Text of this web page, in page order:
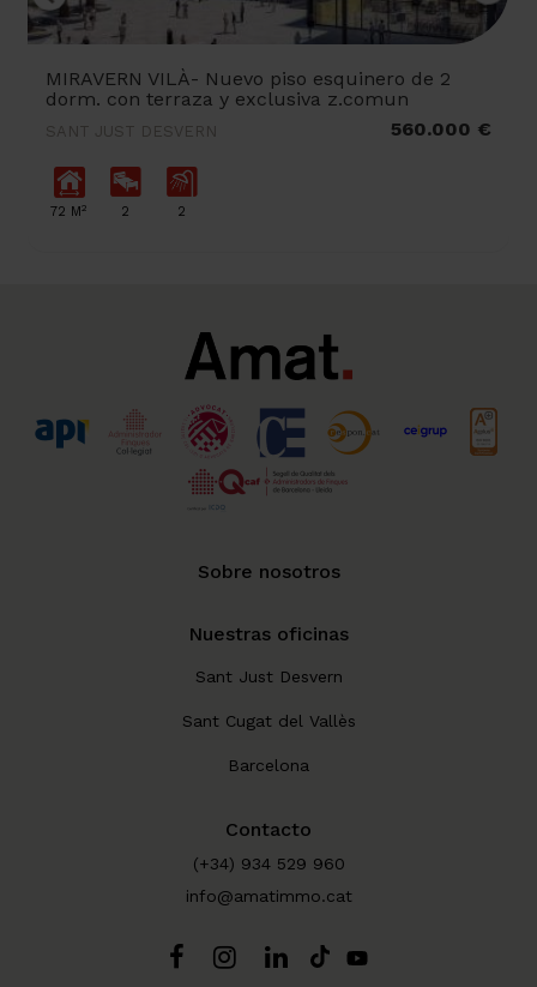
MIRAVERN VILÀ- Nuevo piso esquinero de 2
dorm. con terraza y exclusiva z.comun
SANT JUST DESVERN 560.000 €
72 M2 2 2
Sobre nosotros
Nuestras oficinas
Sant Just Desvern
Sant Cugat del Vallès
Barcelona
Contacto
(+34) 934 529 960
info@amatimmo.cat